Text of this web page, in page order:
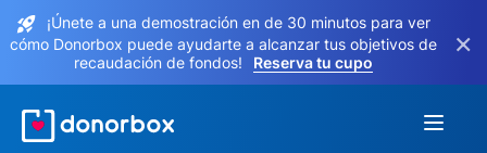
¡Únete a una demostración en de 30 minutos para ver
cómo Donorbox puede ayudarte a alcanzar tus objetivos de
recaudación de fondos!
Reserva tu cupo
×